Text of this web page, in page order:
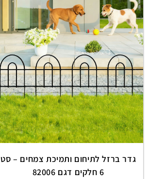
גדר ברזל לתיחום ותמיכת צמחים – סט
6 חלקים דגם 82006